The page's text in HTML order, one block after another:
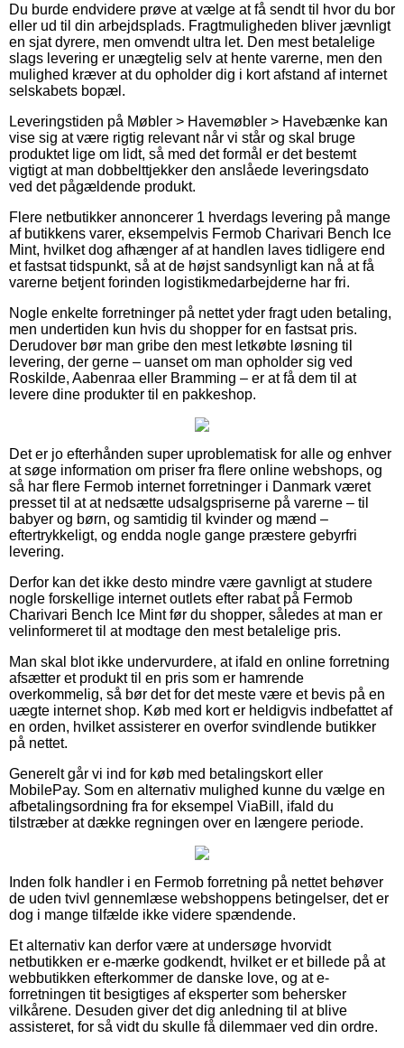
Du burde endvidere prøve at vælge at få sendt til hvor du bor
eller ud til din arbejdsplads. Fragtmuligheden bliver jævnligt
en sjat dyrere, men omvendt ultra let. Den mest betalelige
slags levering er unægtelig selv at hente varerne, men den
mulighed kræver at du opholder dig i kort afstand af internet
selskabets bopæl.
Leveringstiden på Møbler > Havemøbler > Havebænke kan
vise sig at være rigtig relevant når vi står og skal bruge
produktet lige om lidt, så med det formål er det bestemt
vigtigt at man dobbelttjekker den anslåede leveringsdato
ved det pågældende produkt.
Flere netbutikker annoncerer 1 hverdags levering på mange
af butikkens varer, eksempelvis Fermob Charivari Bench Ice
Mint, hvilket dog afhænger af at handlen laves tidligere end
et fastsat tidspunkt, så at de højst sandsynligt kan nå at få
varerne betjent forinden logistikmedarbejderne har fri.
Nogle enkelte forretninger på nettet yder fragt uden betaling,
men undertiden kun hvis du shopper for en fastsat pris.
Derudover bør man gribe den mest letkøbte løsning til
levering, der gerne – uanset om man opholder sig ved
Roskilde, Aabenraa eller Bramming – er at få dem til at
levere dine produkter til en pakkeshop.
Det er jo efterhånden super uproblematisk for alle og enhver
at søge information om priser fra flere online webshops, og
så har flere Fermob internet forretninger i Danmark været
presset til at at nedsætte udsalgspriserne på varerne – til
babyer og børn, og samtidig til kvinder og mænd –
eftertrykkeligt, og endda nogle gange præstere gebyrfri
levering.
Derfor kan det ikke desto mindre være gavnligt at studere
nogle forskellige internet outlets efter rabat på Fermob
Charivari Bench Ice Mint før du shopper, således at man er
velinformeret til at modtage den mest betalelige pris.
Man skal blot ikke undervurdere, at ifald en online forretning
afsætter et produkt til en pris som er hamrende
overkommelig, så bør det for det meste være et bevis på en
uægte internet shop. Køb med kort er heldigvis indbefattet af
en orden, hvilket assisterer en overfor svindlende butikker
på nettet.
Generelt går vi ind for køb med betalingskort eller
MobilePay. Som en alternativ mulighed kunne du vælge en
afbetalingsordning fra for eksempel ViaBill, ifald du
tilstræber at dække regningen over en længere periode.
Inden folk handler i en Fermob forretning på nettet behøver
de uden tvivl gennemlæse webshoppens betingelser, det er
dog i mange tilfælde ikke videre spændende.
Et alternativ kan derfor være at undersøge hvorvidt
netbutikken er e-mærke godkendt, hvilket er et billede på at
webbutikken efterkommer de danske love, og at e-
forretningen tit besigtiges af eksperter som behersker
vilkårene. Desuden giver det dig anledning til at blive
assisteret, for så vidt du skulle få dilemmaer ved din ordre.